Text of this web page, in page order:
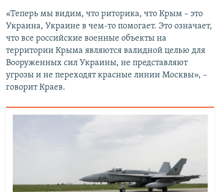
«Теперь мы видим, что риторика, что Крым – это
Украина, Украине в чем-то помогает. Это означает,
что все российские военные объекты на
территории Крыма являются валидной целью для
Вооруженных сил Украины, не представляют
угрозы и не переходят красные линии Москвы», –
говорит Краев.